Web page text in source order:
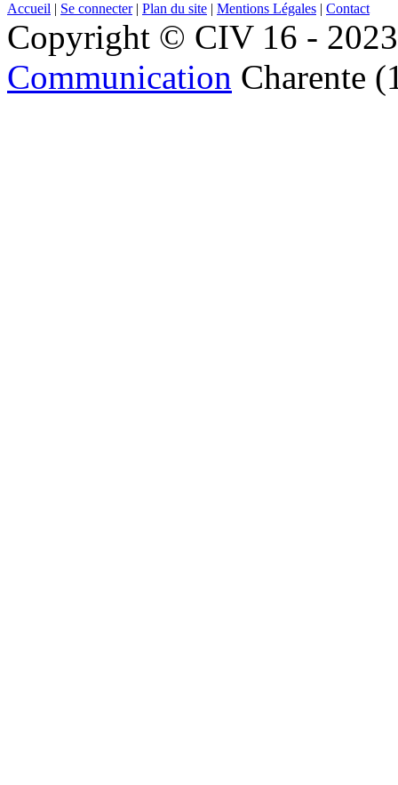
Accueil | Se connecter| Plan du site | Mentions Légales | Contact
Copyright © CIV 16 -
Communication Charente